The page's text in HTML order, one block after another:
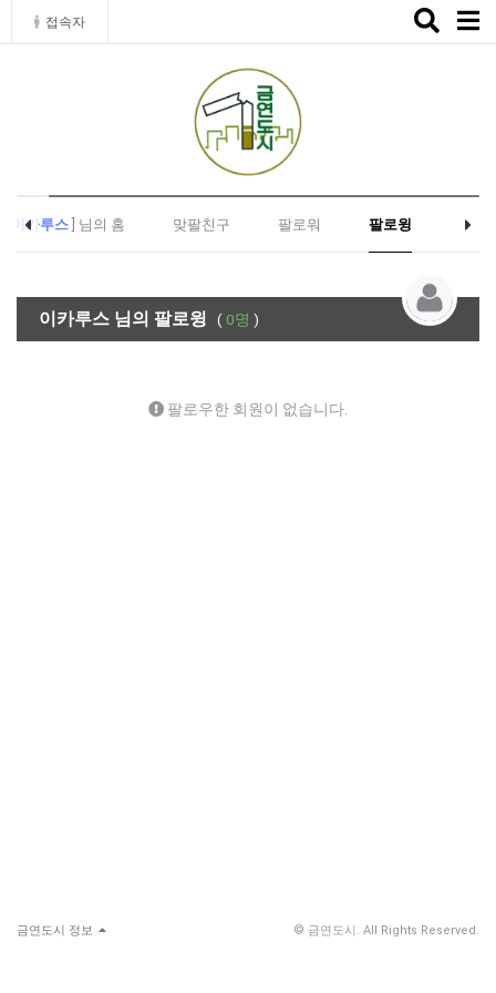
접속자
Toggle
이카루스 ] 님의 홈 맞팔친구 팔로워 팔로윙
이카루스 님의 팔로윙 ( 0명 )
팔로우한 회원이 없습니다.
금연도시 정보 © 금연도시. All Rights Reserved.